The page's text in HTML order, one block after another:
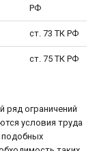
РФ
ст. 73 ТК РФ
ст. 75 ТК РФ
ряд ограничений
условия труда
подобных